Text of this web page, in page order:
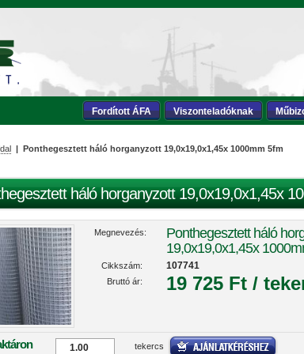
Fordított ÁFA Viszonteladóknak
| Ponthegesztett háló horganyzott 19,0x19,0x1,45x 1000mm 5fm
háló horganyzott 19,0x19,0x1,45x
Megnevezés:
Ponthegesztett háló
19,0x19,0x1,45x
Cikkszám: 107741
Bruttó ár: 19 725 Ft /
tekercs